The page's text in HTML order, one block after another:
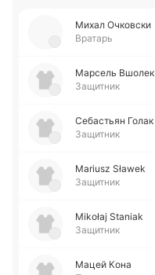
Михал Очко­вски
Вратарь
Ма­рсель Вшолек
Защитник
Се­ба­стьян Голак
Защитник
Mariusz Sławek
Защитник
Mikołaj Staniak
Защитник
Мацей Кона